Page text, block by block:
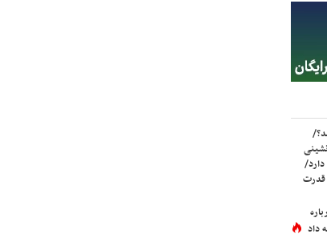
دارد/
قدرت
داد